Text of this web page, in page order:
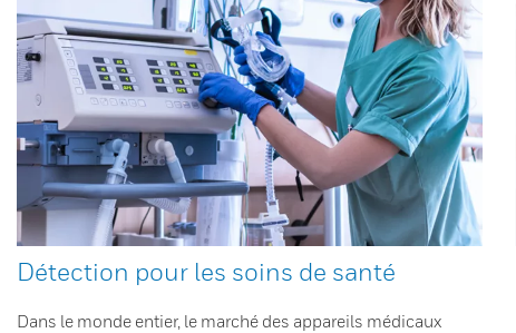
Détection pour les soins de santé
Dans le monde entier, le marché des appareils médicaux